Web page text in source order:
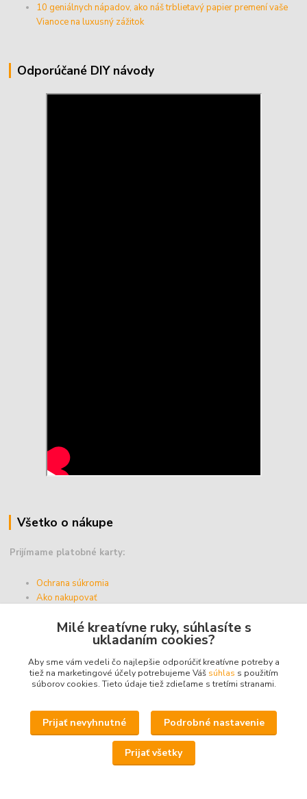
10 geniálnych nápadov, ako náš trblietavý papier premení vaše
Vianoce na luxusný zážitok
Odporúčané DIY návody
Všetko o nákupe
Prijímame platobné karty:
Ochrana súkromia
Ako nakupovať
Doprava a platba
Obchodné podmienky
Upravit sběr cookies.
© 2025 - ABZ Trio, s.r.o. - kreativneruky.sk, All Rights Reserved.
Icons made byFreepikfromwww.flaticon.com
Milé kreatívne ruky, súhlasíte s
ukladaním cookies?
Aby sme vám vedeli čo najlepšie odporúčiť kreatívne potreby a
tiež na marketingové účely potrebujeme Váš súhlas s použitím
súborov cookies. Tieto údaje tiež zdieľame s tretími stranami.
Prijať nevyhnutné Podrobné nastavenie
Prijať všetky